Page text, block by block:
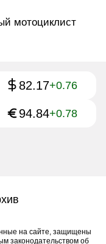
мотоциклист
82.17+0.76
94.84+0.78
на сайте, защищены
законодательством об